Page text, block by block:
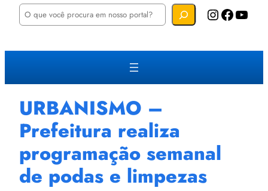
P
u
a
Instagram Facebook YouTube
URBANISMO –
Prefeitura realiza
programação semanal
de podas e limpezas